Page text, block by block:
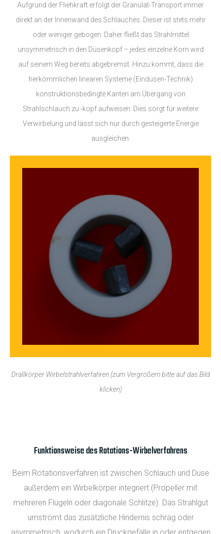
Aufgrund der Fliehkraft erfolgt der Granulat-Transport immer
direkt an der Innenwand des Schlauches. Dieser ist stets mehr
oder weniger gebogen. Daher fließt das Strahlmittel
unsymmetrisch in den Düsenkopf – jedes einzelne Korn wird
auf seinem Weg bereits abgebremst. Hinzu kommt, dass die
herkömmlichen linearen Systeme (Eindüsen-Technik)
konstruktionsbedingte Kanten am Übergang von
Strahlschlauch zu -kopf aufweisen. Dies sorgt für weitere
Verwirbelung und lässt sich nur durch gesteigerte Energie
ausgleichen.
Drallkörper Wirbelstrahlverfahren (zum Vergrößern bitte auf das Bild
klicken)
Funktionsweise des Rotations-Wirbelverfahrens
Beim Rotationsverfahren ist zwischen Schlauch und Düse
außerdem ein Wirbelkörper integriert (Propeller mit
mehreren Flügeln oder diagonale Schlitze). Das Strahlgut
umströmt das zusätzliche Hindernis schräg oder